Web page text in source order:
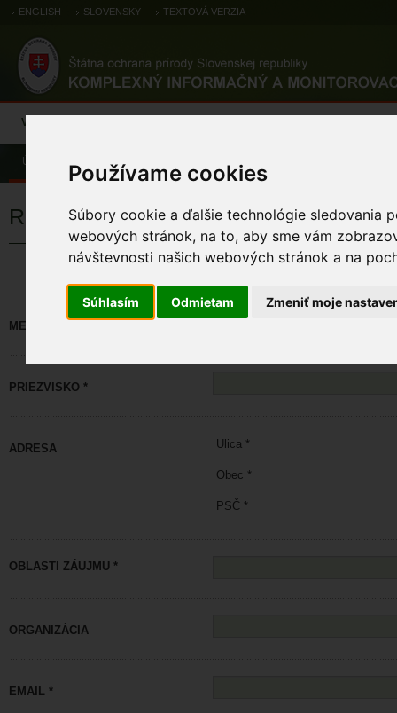
Používame cookies
Súbory cookie a ďalšie technológie sledovania
webových stránok, na to, aby sme vám
návštevnosti našich webových stránok a na
Súhlasím Odmietam Zmeniť moje
ENGLISH SLOVENSKY TEXTOVÁ VERZIA
Výsledky monitoringu
Úvod
Registrácia
Políčka označené * sú
MENO *
PRIEZVISKO *
ADRESA Ulica *
Obec *
PSČ *
OBLASTI ZÁUJMU *
ORGANIZÁCIA
EMAIL *